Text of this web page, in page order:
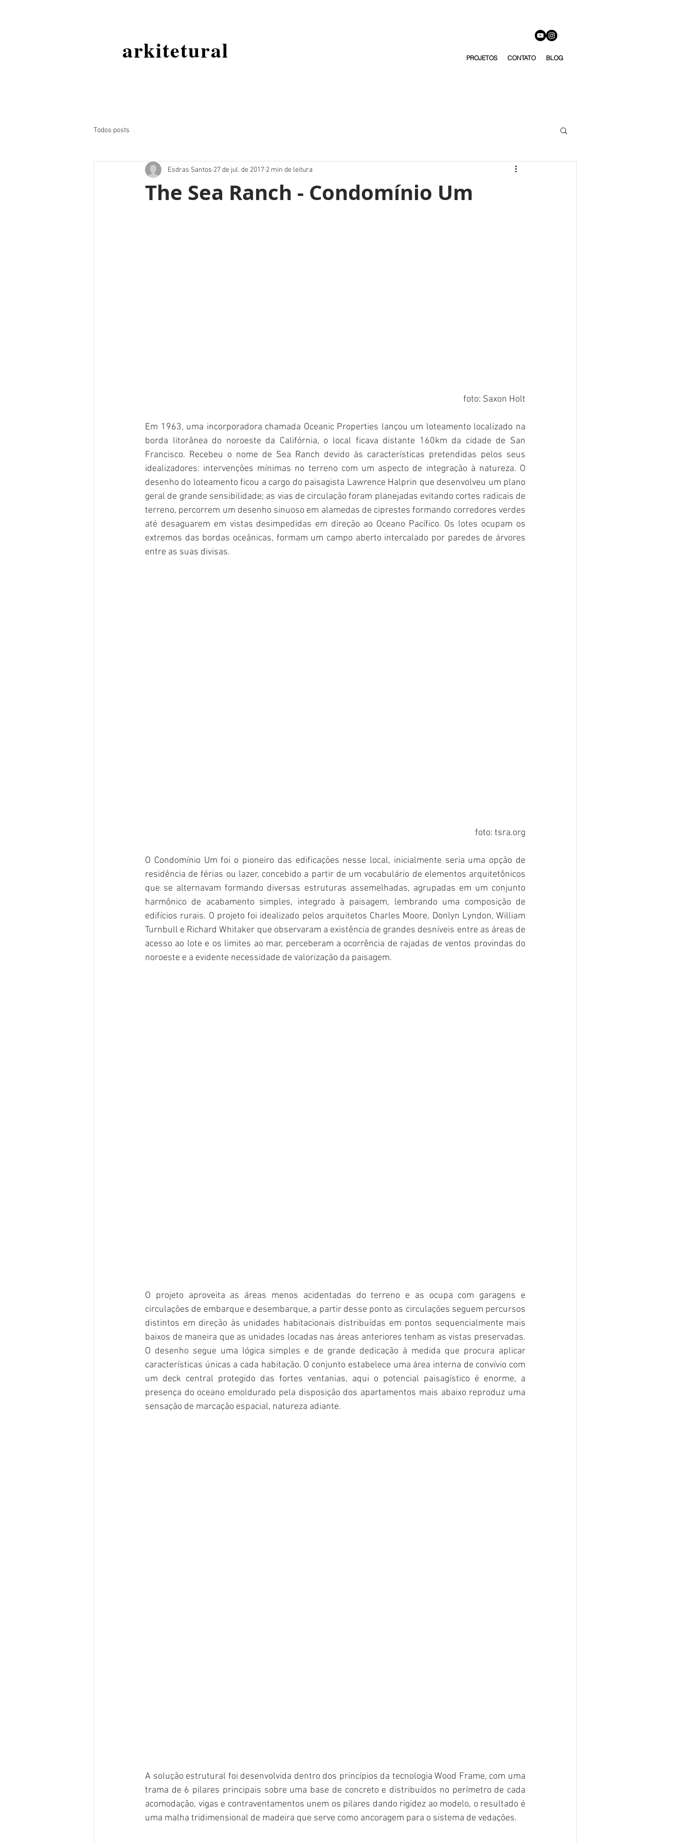
arkitetural PROJETOS CONTATO BLOG
Todos posts
The Sea Ranch - Condomínio Um
Esdras Santos 27 de jul. de 2017 2 min de leitura
foto: Saxon Holt
Em 1963, uma incorporadora chamada Oceanic Properties lançou um loteamento localizado na
borda litorânea do noroeste da Califórnia, o local ficava distante 160km da cidade de San
Francisco. Recebeu o nome de Sea Ranch devido às características pretendidas pelos seus
idealizadores: intervenções mínimas no terreno com um aspecto de integração à natureza. O
desenho do loteamento ficou a cargo do paisagista Lawrence Halprin que desenvolveu um plano
geral de grande sensibilidade; as vias de circulação foram planejadas evitando cortes radicais de
terreno, percorrem um desenho sinuoso em alamedas de ciprestes formando corredores verdes
até desaguarem em vistas desimpedidas em direção ao Oceano Pacífico. Os lotes ocupam os
extremos das bordas oceânicas, formam um campo aberto intercalado por paredes de árvores
entre as suas divisas.
foto: tsra.org
O Condomínio Um foi o pioneiro das edificações nesse local, inicialmente seria uma opção de
residência de férias ou lazer, concebido a partir de um vocabulário de elementos arquitetônicos
que se alternavam formando diversas estruturas assemelhadas, agrupadas em um conjunto
harmônico de acabamento simples, integrado à paisagem, lembrando uma composição de
edifícios rurais. O projeto foi idealizado pelos arquitetos Charles Moore, Donlyn Lyndon, William
Turnbull e Richard Whitaker que observaram a existência de grandes desníveis entre as áreas de
acesso ao lote e os limites ao mar, perceberam a ocorrência de rajadas de ventos provindas do
noroeste e a evidente necessidade de valorização da paisagem.
O projeto aproveita as áreas menos acidentadas do terreno e as ocupa com garagens e
circulações de embarque e desembarque, a partir desse ponto as circulações seguem percursos
distintos em direção às unidades habitacionais distribuídas em pontos sequencialmente mais
baixos de maneira que as unidades locadas nas áreas anteriores tenham as vistas preservadas.
O desenho segue uma lógica simples e de grande dedicação à medida que procura aplicar
características únicas a cada habitação. O conjunto estabelece uma área interna de convívio com
um deck central protegido das fortes ventanias, aqui o potencial paisagístico é enorme, a
presença do oceano emoldurado pela disposição dos apartamentos mais abaixo reproduz uma
sensação de marcação espacial, natureza adiante.
A solução estrutural foi desenvolvida dentro dos princípios da tecnologia Wood Frame, com uma
trama de 6 pilares principais sobre uma base de concreto e distribuídos no perímetro de cada
acomodação, vigas e contraventamentos unem os pilares dando rigidez ao modelo, o resultado é
uma malha tridimensional de madeira que serve como ancoragem para o sistema de vedações.